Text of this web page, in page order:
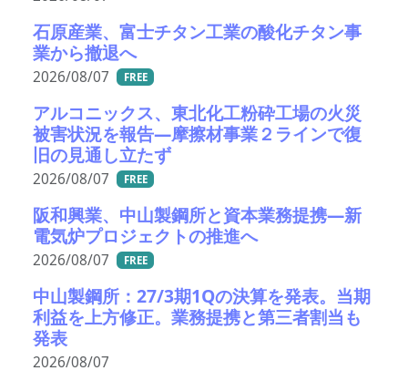
石原産業、富士チタン工業の酸化チタン事
業から撤退へ
2026/08/07 FREE
アルコニックス、東北化工粉砕工場の火災
被害状況を報告―摩擦材事業２ラインで復
旧の見通し立たず
2026/08/07 FREE
阪和興業、中山製鋼所と資本業務提携―新
電気炉プロジェクトの推進へ
2026/08/07 FREE
中山製鋼所：27/3期1Qの決算を発表。当期
利益を上方修正。業務提携と第三者割当も
発表
2026/08/07